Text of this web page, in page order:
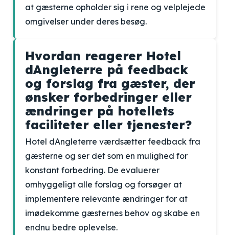
at gæsterne opholder sig i rene og velplejede
omgivelser under deres besøg.
Hvordan reagerer Hotel
dAngleterre på feedback
og forslag fra gæster, der
ønsker forbedringer eller
ændringer på hotellets
faciliteter eller tjenester?
Hotel dAngleterre værdsætter feedback fra
gæsterne og ser det som en mulighed for
konstant forbedring. De evaluerer
omhyggeligt alle forslag og forsøger at
implementere relevante ændringer for at
imødekomme gæsternes behov og skabe en
endnu bedre oplevelse.